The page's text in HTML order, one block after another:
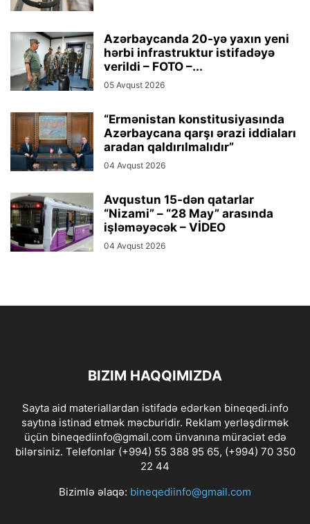
Azərbaycanda 20-yə yaxın yeni
hərbi infrastruktur istifadəyə
verildi – FOTO –...
05 Avqust 2026
“Ermənistan konstitusiyasında
Azərbaycana qarşı ərazi iddiaları
aradan qaldırılmalıdır”
04 Avqust 2026
Avqustun 15-dən qatarlar
“Nizami” – “28 May” arasında
işləməyəcək – VİDEO
04 Avqust 2026
BIZIM HAQQIMIZDA
Sayta aid materiallardan istifadə edərkən bineqedi.info
saytına istinad etmək məcburidir. Reklam yerləşdirmək
üçün bineqediinfo@gmail.com ünvanına müraciət edə
bilərsiniz. Telefonlar (+994) 55 388 95 65, (+994) 70 350
22 44
Bizimlə əlaqə: bineqediinfo@gmail.com